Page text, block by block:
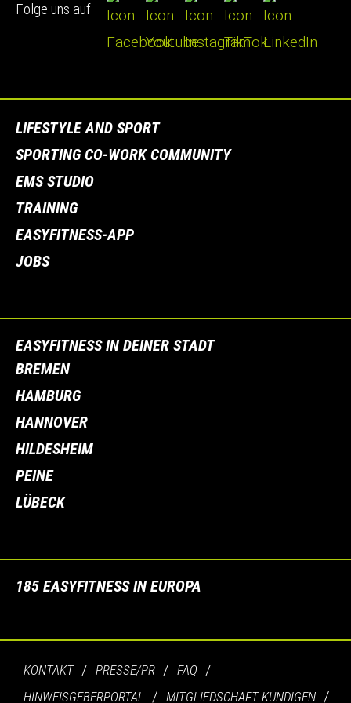
Folge uns auf
LIFESTYLE AND SPORT
SPORTING CO-WORK COMMUNITY
EMS STUDIO
TRAINING
EASYFITNESS-APP
JOBS
EASYFITNESS IN DEINER STADT
BREMEN
HAMBURG
HANNOVER
HILDESHEIM
PEINE
LÜBECK
185 EASYFITNESS IN EUROPA
KONTAKT PRESSE/PR
FAQ
HINWEISGEBERPORTAL
MITGLIEDSCHAFT KÜNDIGEN